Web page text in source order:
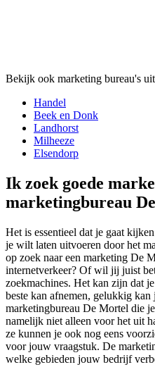
Bekijk ook marketing bureau's uit
Handel
Beek en Donk
Landhorst
Milheeze
Elsendorp
Ik zoek goede
marketingbureau
Het is essentieel dat je gaat
je wilt laten uitvoeren door het
op zoek naar een marketing De
internetverkeer? Of wil jij juist
zoekmachines. Het kan zijn dat
beste kan afnemen, gelukkig
marketingbureau De Mortel die
namelijk niet alleen voor het uit
ze kunnen je ook nog eens
voor jouw vraagstuk. De
welke gebieden jouw bedrijf